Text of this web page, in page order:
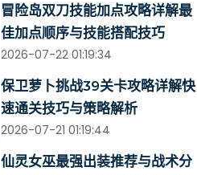
冒险岛双刀技能加点攻略详解最
佳加点顺序与技能搭配技巧
2026-07-22 01:19:34
保卫萝卜挑战39关卡攻略详解快
速通关技巧与策略解析
2026-07-21 01:19:44
仙灵女巫最强出装推荐与战术分